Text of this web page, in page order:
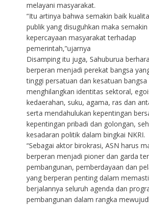
melayani masyarakat.
“Itu artinya bahwa semakin baik
publik yang disuguhkan maka
kepercayaan masyarakat terhadap
pemerintah,”ujarnya
Disamping itu juga, Sahuburua
berperan menjadi perekat bangsa
tinggi persatuan dan kesatuan bangsa
menghilangkan identitas sektoral,
kedaerahan, suku, agama, ras dan
serta mendahulukan kepentingan
kepentingan pribadi dan golongan,
kesadaran politik dalam bingkai NKRI.
“Sebagai aktor birokrasi, ASN harus
berperan menjadi pioner dan garda
pembangunan, pemberdayaan dan
yang berperan penting dalam
berjalannya seluruh agenda dan
pembangunan dalam rangka